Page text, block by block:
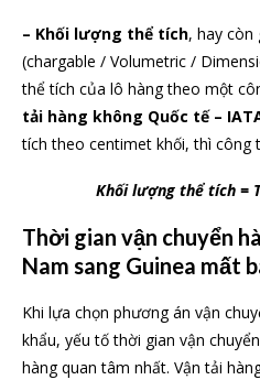
– Khối lượng thể tích, hay còn
(chargable / Volumetric /
thể tích của lô hàng theo một
tải hàng không Quốc tế –
tích theo centimet khối, thì công
Khối lượng thể tích =
Thời gian vận chuyển
Nam sang Guinea mất
Khi lựa chọn phương án vận
khẩu, yếu tố thời gian vận
hàng quan tâm nhất. Vận tải